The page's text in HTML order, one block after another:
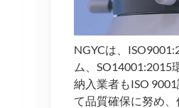
NGYCは、
ム、SO14001:2015
納入業者もISO
て品質確保に努め